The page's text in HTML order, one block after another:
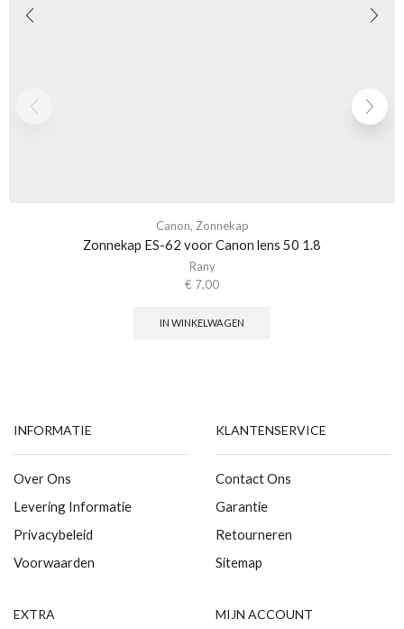
Canon, Zonnekap
Zonnekap ES-62 voor Canon lens 50 1.8
Rany
€ 7,00
IN WINKELWAGEN
INFORMATIE
Over Ons
Levering Informatie
Privacybeleid
Voorwaarden
KLANTENSERVICE
Contact Ons
Garantie
Retourneren
Sitemap
EXTRA MIJN ACCOUNT